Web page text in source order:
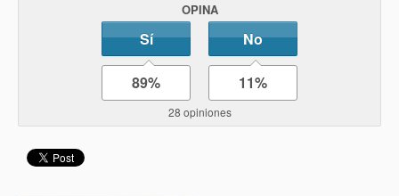
OPINA
Sí No
89% 11%
28 opiniones